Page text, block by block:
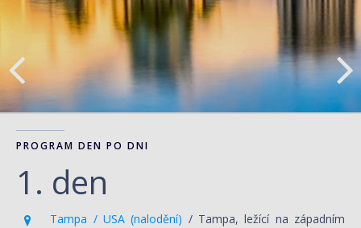
PROGRAM DEN PO DNI
1. den
Tampa / USA (nalodění) / Tampa, ležící na západním